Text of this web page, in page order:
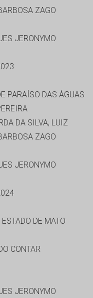
ZAGO
JERONYMO
PARAÍSO DAS ÁGUAS
DA SILVA, LUIZ
ZAGO
JERONYMO
DE MATO
CONTAR
JERONYMO